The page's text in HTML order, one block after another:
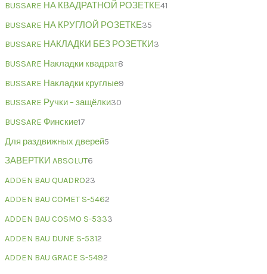
BUSSARE НА КВАДРАТНОЙ РОЗЕТКЕ41
BUSSARE НА КРУГЛОЙ РОЗЕТКЕ35
BUSSARE НАКЛАДКИ БЕЗ РОЗЕТКИ3
BUSSARE Накладки квадрат8
BUSSARE Накладки круглые9
BUSSARE Ручки – защёлки30
BUSSARE Финские17
Для раздвижных дверей5
ЗАВЕРТКИ ABSOLUT6
ADDEN BAU QUADRO23
ADDEN BAU COMET S-5462
ADDEN BAU COSMO S-5333
ADDEN BAU DUNE S-5312
ADDEN BAU GRACE S-5492